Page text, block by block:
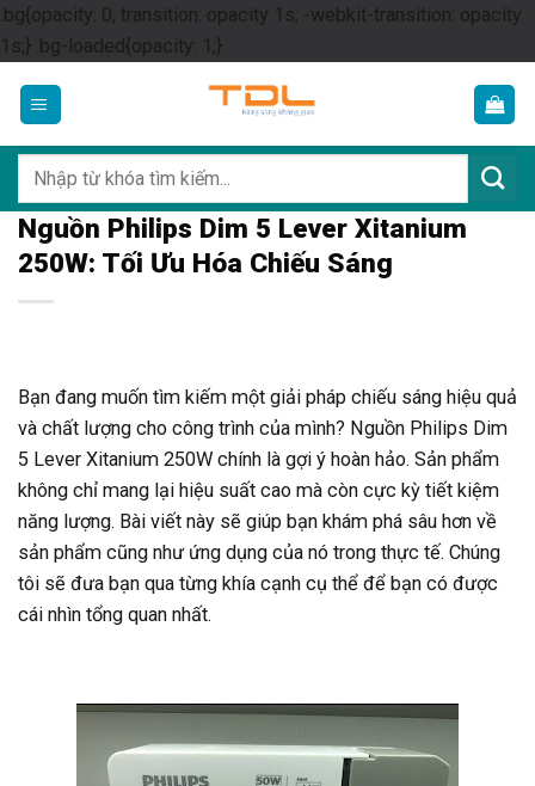
.bg{opacity: 0; transition: opacity 1s; -webkit-transition: opacity
1s;} .bg-loaded{opacity: 1;}Skip
content
kiếm:
Nguồn Philips Dim 5 Lever Xitanium
250W: Tối Ưu Hóa Chiếu Sáng
Bạn đang muốn tìm kiếm một giải pháp chiếu sáng hiệu quả
và chất lượng cho công trình của mình? Nguồn Philips Dim
5 Lever Xitanium 250W chính là gợi ý hoàn hảo. Sản phẩm
không chỉ mang lại hiệu suất cao mà còn cực kỳ tiết kiệm
năng lượng. Bài viết này sẽ giúp bạn khám phá sâu hơn về
sản phẩm cũng như ứng dụng của nó trong thực tế. Chúng
tôi sẽ đưa bạn qua từng khía cạnh cụ thể để bạn có được
cái nhìn tổng quan nhất.